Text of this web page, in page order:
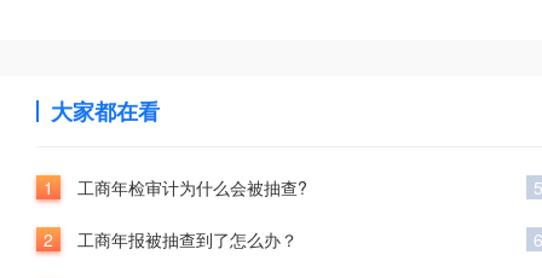
大家都在看
1 工商年检审计为什么会被抽查?
2 工商年报被抽查到了怎么办？
5
6